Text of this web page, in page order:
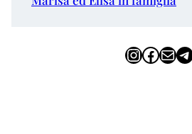
InstagramFacebook Email Telegram